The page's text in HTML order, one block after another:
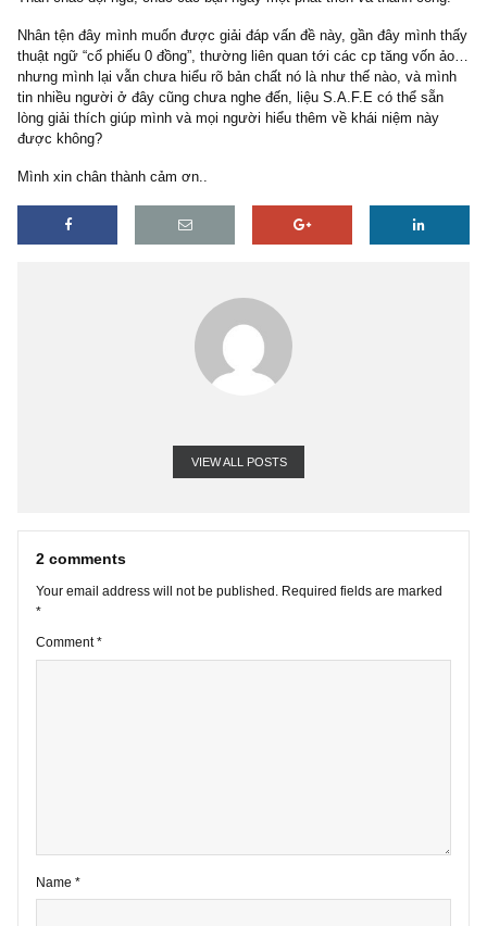
2 replies 18/11/2021
Thân chào đội ngũ, chúc các bạn ngày một phát triển và thành
Nhân tện đây mình muốn được giải đáp vấn đề này, gần đây
thuật ngữ “cổ phiếu 0 đồng”, thường liên quan tới các cp tăng
nhưng mình lại vẫn chưa hiểu rõ bản chất nó là như thế nào, và
tin nhiều người ở đây cũng chưa nghe đến, liệu S.A.F.E có thể